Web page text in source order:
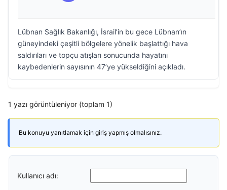
Lübnan Sağlık Bakanlığı, İsrail’in bu gece Lübnan’ın
güneyindeki çeşitli bölgelere yönelik başlattığı hava
saldırıları ve topçu atışları sonucunda hayatını
kaybedenlerin sayısının 47’ye yükseldiğini açıkladı.
1 yazı görüntüleniyor (toplam 1)
Bu konuyu yanıtlamak için giriş yapmış olmalısınız.
Kullanıcı adı: